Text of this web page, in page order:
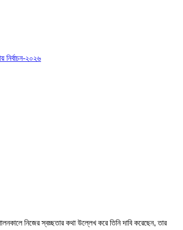
নির্বাচন-২০২৬
নিজের স্বচ্ছতার কথা উল্লেখ করে তিনি দাবি করেছেন, তার